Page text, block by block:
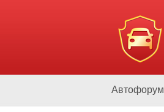
Автофорум